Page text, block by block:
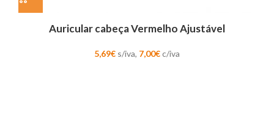
Auricular cabeça Vermelho Ajustável
5,69€ s/iva, 7,00€c/iva